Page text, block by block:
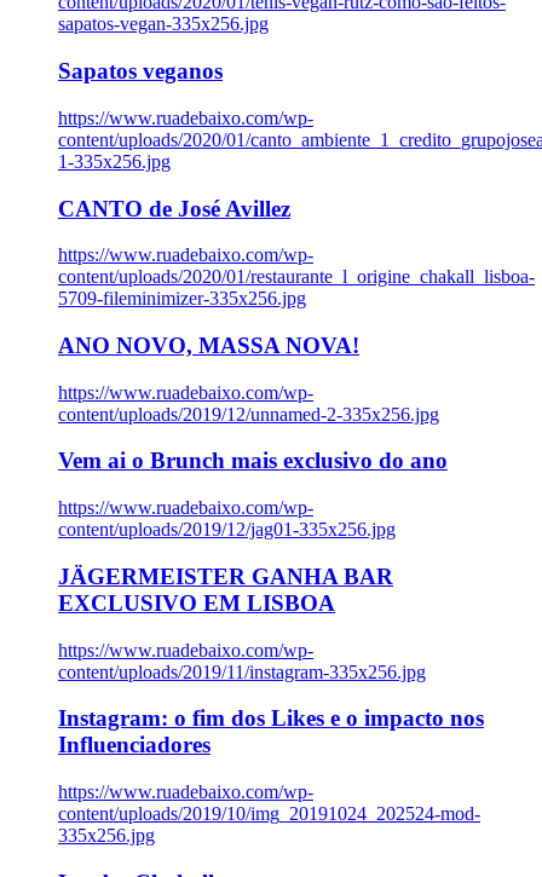
sapatos-vegan-335x256.jpg
Sapatos veganos
https://www.ruadebaixo.com/wp-
content/uploads/2020/01/
1-335x256.jpg
CANTO de José Avillez
https://www.ruadebaixo.com/wp-
content/uploads/2020/01/restaurante_l_origine_chakall_lisboa-
5709-fileminimizer-335x256.jpg
ANO NOVO, MASSA NOVA!
https://www.ruadebaixo.com/wp-
content/uploads/2019/12/unnamed-2-335x256.jpg
Vem ai o Brunch mais exclusivo do ano
https://www.ruadebaixo.com/wp-
content/uploads/2019/12/jag01-335x256.jpg
JÄGERMEISTER GANHA BAR
EXCLUSIVO EM LISBOA
https://www.ruadebaixo.com/wp-
content/uploads/2019/11/instagram-335x256.jpg
Instagram: o fim dos Likes e o impacto nos
Influenciadores
https://www.ruadebaixo.com/wp-
content/uploads/2019/10/img_20191024_202524-mod-
335x256.jpg